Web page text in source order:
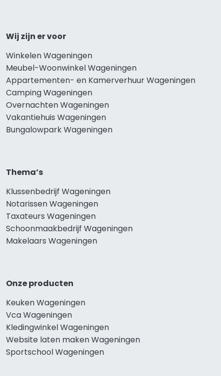
Wij zijn er voor
Winkelen Wageningen
Meubel-Woonwinkel Wageningen
Appartementen- en Kamerverhuur Wageningen
Camping Wageningen
Overnachten Wageningen
Vakantiehuis Wageningen
Bungalowpark Wageningen
Thema’s
Klussenbedrijf Wageningen
Notarissen Wageningen
Taxateurs Wageningen
Schoonmaakbedrijf Wageningen
Makelaars Wageningen
Onze producten
Keuken Wageningen
Vca Wageningen
Kledingwinkel Wageningen
Website laten maken Wageningen
Sportschool Wageningen